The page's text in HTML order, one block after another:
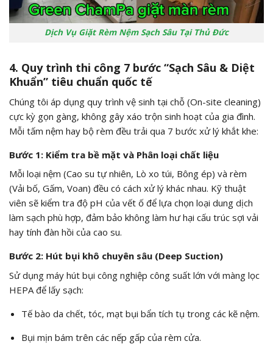
Dịch Vụ Giặt Rèm Nệm Sạch Sâu Tại Thủ Đức
4. Quy trình thi công 7 bước “Sạch Sâu & Diệt
Khuẩn” tiêu chuẩn quốc tế
Chúng tôi áp dụng quy trình vệ sinh tại chỗ (On-site cleaning)
cực kỳ gọn gàng, không gây xáo trộn sinh hoạt của gia đình.
Mỗi tấm nệm hay bộ rèm đều trải qua 7 bước xử lý khắt khe:
Bước 1: Kiểm tra bề mặt và Phân loại chất liệu
Mỗi loại nệm (Cao su tự nhiên, Lò xo túi, Bông ép) và rèm
(Vải bố, Gấm, Voan) đều có cách xử lý khác nhau. Kỹ thuật
viên sẽ kiểm tra độ pH của vết ố để lựa chọn loại dung dịch
làm sạch phù hợp, đảm bảo không làm hư hại cấu trúc sợi vải
hay tính đàn hồi của cao su.
Bước 2: Hút bụi khô chuyên sâu (Deep Suction)
Sử dụng máy hút bụi công nghiệp công suất lớn với màng lọc
HEPA để lấy sạch:
Tế bào da chết, tóc, mạt bụi bẩn tích tụ trong các kẽ nệm.
Bụi mịn bám trên các nếp gấp của rèm cửa.